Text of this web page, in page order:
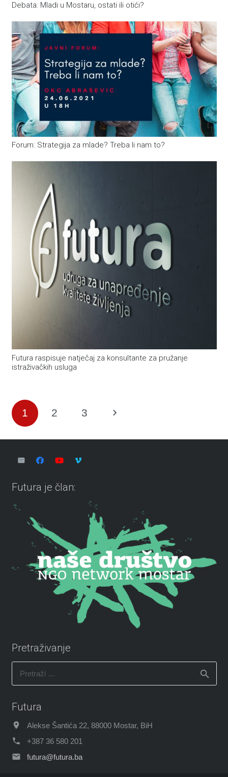
Debata: Mladi u Mostaru, ostati ili otići?
Forum: Strategija za mlade? Treba li nam to?
Futura raspisuje natječaj za konsultante za pružanje
istraživačkih usluga
1 2 3
Futura je član:
Pretraživanje
Futura
Alekse Šantića 22, 88000 Mostar, BiH
+387 36 580 201
futura@futura.ba